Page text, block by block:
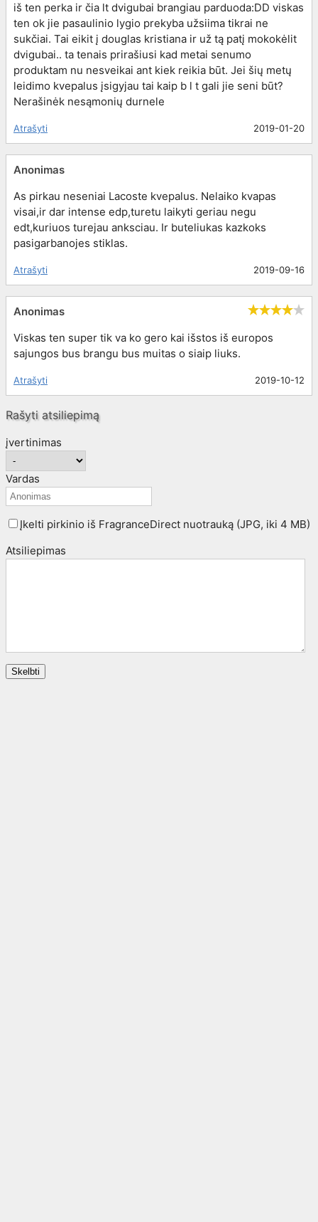
iš ten perka ir čia lt dvigubai brangiau parduoda:DD viskas
ten ok jie pasaulinio lygio prekyba užsiima tikrai ne
sukčiai. Tai eikit į douglas kristiana ir už tą patį mokokėlit
dvigubai.. ta tenais prirašiusi kad metai senumo
produktam nu nesveikai ant kiek reikia būt. Jei šių metų
leidimo kvepalus įsigyjau tai kaip b l t gali jie seni būt?
Nerašinėk nesąmonių durnele
Atrašyti 2019-01-20
Anonimas
As pirkau neseniai Lacoste kvepalus. Nelaiko kvapas
visai,ir dar intense edp,turetu laikyti geriau negu
edt,kuriuos turejau anksciau. Ir buteliukas kazkoks
pasigarbanojes stiklas.
Atrašyti 2019-09-16
Anonimas
Viskas ten super tik va ko gero kai išstos iš europos
sajungos bus brangu bus muitas o siaip liuks.
Atrašyti 2019-10-12
Rašyti atsiliepimą
įvertinimas
Vardas
Įkelti pirkinio iš FragranceDirect nuotrauką (JPG, iki 4 MB)
Atsiliepimas